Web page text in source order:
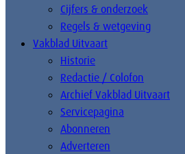
Cijfers & onderzoek
Regels & wetgeving
Vakblad Uitvaart
Historie
Redactie / Colofon
Archief Vakblad Uitvaart
Servicepagina
Abonneren
Adverteren